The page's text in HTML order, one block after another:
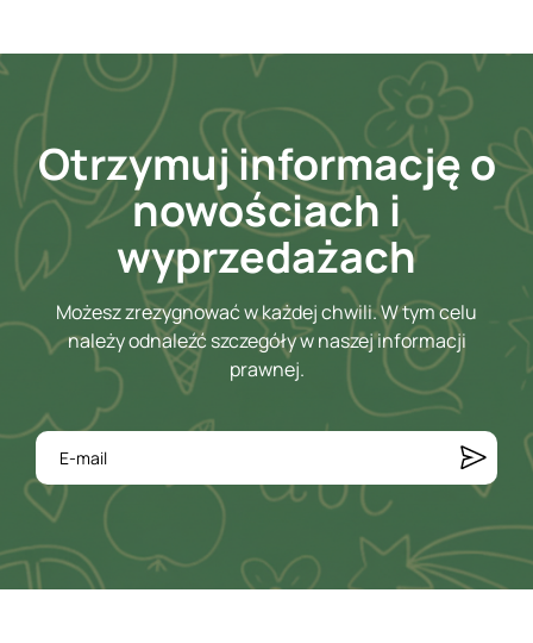
Otrzymuj informację o
nowościach i
wyprzedażach
Możesz zrezygnować w każdej chwili. W tym celu
należy odnaleźć szczegóły w naszej informacji
prawnej.